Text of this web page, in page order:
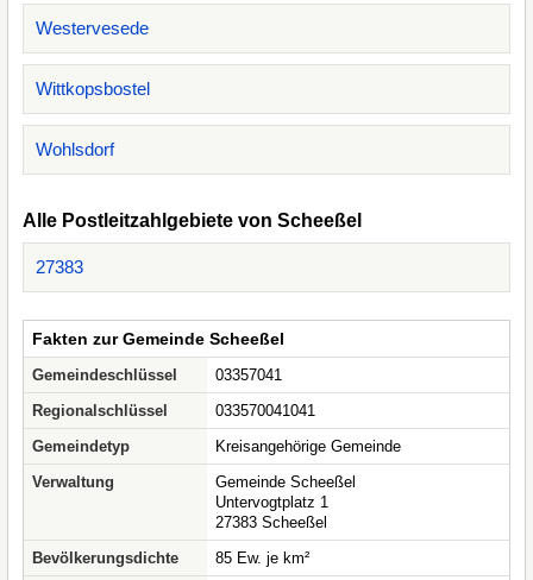
Westervesede
Wittkopsbostel
Wohlsdorf
Alle Postleitzahlgebiete von Scheeßel
27383
Fakten zur Gemeinde Scheeßel
Gemeindeschlüssel
03357041
Regionalschlüssel
033570041041
Gemeindetyp
Kreisangehörige Gemeinde
Verwaltung
Gemeinde Scheeßel
Untervogtplatz 1
27383 Scheeßel
Bevölkerungsdichte
85 Ew. je km²